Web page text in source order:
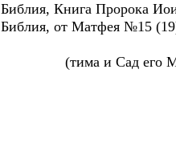
Библия, Книга Пророка
Библия, от Матфея №15
(тима и Сад его